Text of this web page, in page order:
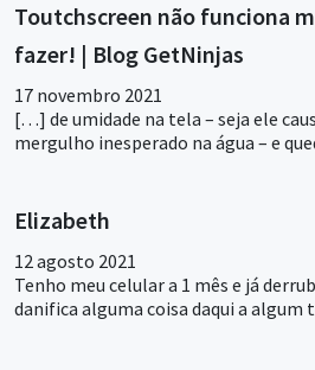
Toutchscreen não funciona
fazer! | Blog GetNinjas
17 novembro 2021
[…] de umidade na tela – seja ele
mergulho inesperado na água – e
Elizabeth
12 agosto 2021
Tenho meu celular a 1 mês e já
danifica alguma coisa daqui a algum